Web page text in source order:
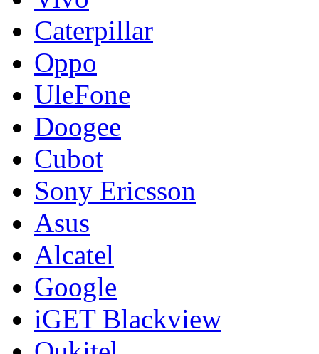
Caterpillar
Oppo
UleFone
Doogee
Cubot
Sony Ericsson
Asus
Alcatel
Google
iGET Blackview